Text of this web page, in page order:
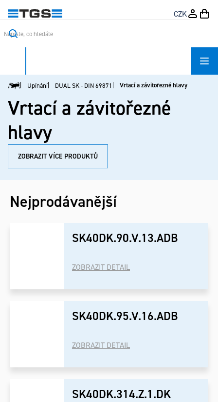
na
obsah
CZK
Domů Upínání DUAL SK - DIN 69871 Vrtací a závitořezné hlavy
Vrtací a závitořezné
hlavy
ZOBRAZIT VÍCE PRODUKTŮ
Nejprodávanější
SK40DK.90.V.13.ADB
ZOBRAZIT DETAIL
SK40DK.95.V.16.ADB
ZOBRAZIT DETAIL
SK40DK.314.Z.1.DK